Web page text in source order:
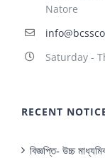
Natore
Saturday -
RECENT
বিজ্ঞপ্তি- উচ্চ